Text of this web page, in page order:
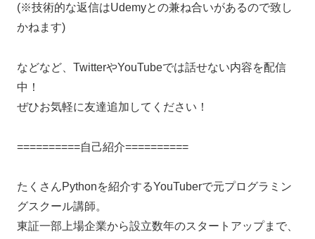
(※技術的な返信はUdemyとの兼ね合いがあるので致し
かねます)
などなど、TwitterやYouTubeでは話せない内容を配信
中！
ぜひお気軽に友達追加してください！
==========自己紹介==========
たくさんPythonを紹介するYouTuberで元プログラミン
グスクール講師。
東証一部上場企業から設立数年のスタートアップまで、